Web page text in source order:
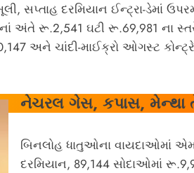
સપ્તાહ દરમિયાન ઈન્ટ્રા-ડેમાં
અંતે રૂ.2,541 ઘટી રૂ.69,981 ના
અને ચાંદી-માઈક્રો ઓગસ્ટ
નેચરલ ગેસ, કપાસ, મેન્થા
બિનલોહ ધાતુઓના વાયદાઓમાં
દરમિયાન, 89,144 સોદાઓમાં